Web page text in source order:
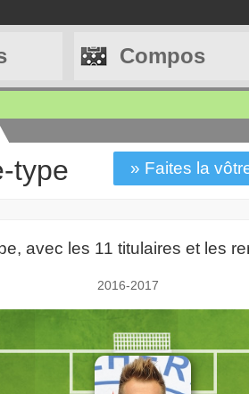
Compos
type » Faites la
avec les 11 titulaires et les
2016-2017